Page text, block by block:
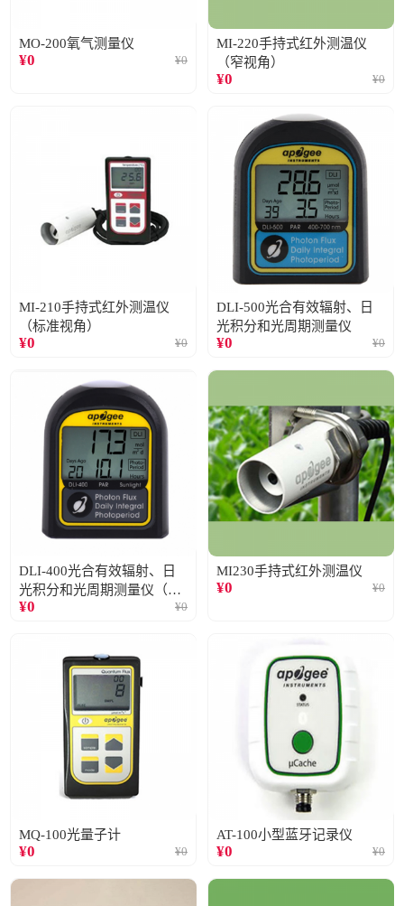
MO-200氧气测量仪
¥0 ¥0
MI-220手持式红外测温仪
（窄视角）
¥0 ¥0
MI-210手持式红外测温仪
（标准视角）
¥0 ¥0
DLI-500光合有效辐射、日
光积分和光周期测量仪
¥0 ¥0
DLI-400光合有效辐射、日
光积分和光周期测量仪（仅
阳光）
¥0 ¥0
MI230手持式红外测温仪
¥0 ¥0
MQ-100光量子计
¥0 ¥0
AT-100小型蓝牙记录仪
¥0 ¥0